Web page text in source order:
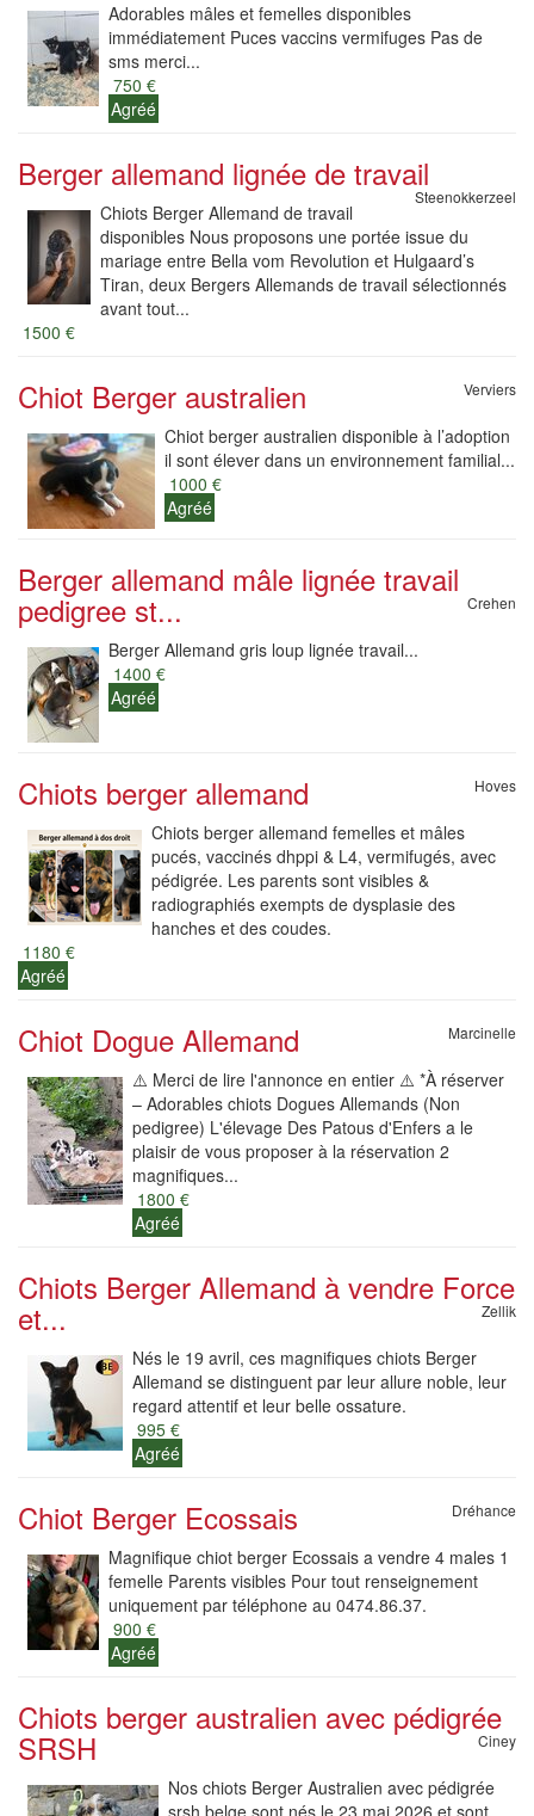
Adorables mâles et femelles disponibles
immédiatement Puces vaccins vermifuges Pas de
sms merci...
750 €
Agréé
Berger allemand lignée de travail
Steenokkerzeel
Chiots Berger Allemand de travail
disponibles Nous proposons une portée issue du
mariage entre Bella vom Revolution et Hulgaard’s
Tiran, deux Bergers Allemands de travail sélectionnés
avant tout...
1500 €
Chiot Berger australien Verviers
Chiot berger australien disponible à l’adoption
il sont élever dans un environnement familial...
1000 €
Agréé
Berger allemand mâle lignée travail
pedigree st... Crehen
Berger Allemand gris loup lignée travail...
1400 €
Agréé
Chiots berger allemand Hoves
Chiots berger allemand femelles et mâles
pucés, vaccinés dhppi & L4, vermifugés, avec
pédigrée. Les parents sont visibles &
radiographiés exempts de dysplasie des
hanches et des coudes.
1180 €
Agréé
Chiot Dogue Allemand Marcinelle
⚠️ Merci de lire l'annonce en entier ⚠️ *À réserver
– Adorables chiots Dogues Allemands (Non
pedigree) L'élevage Des Patous d'Enfers a le
plaisir de vous proposer à la réservation 2
magnifiques...
1800 €
Agréé
Chiots Berger Allemand à vendre Force
et... Zellik
Nés le 19 avril, ces magnifiques chiots Berger
Allemand se distinguent par leur allure noble, leur
regard attentif et leur belle ossature.
995 €
Agréé
Chiot Berger Ecossais Dréhance
Magnifique chiot berger Ecossais a vendre 4 males 1
femelle Parents visibles Pour tout renseignement
uniquement par téléphone au 0474.86.37.
900 €
Agréé
Chiots berger australien avec pédigrée
SRSH Ciney
Nos chiots Berger Australien avec pédigrée
srsh belge sont nés le 23 mai 2026 et sont